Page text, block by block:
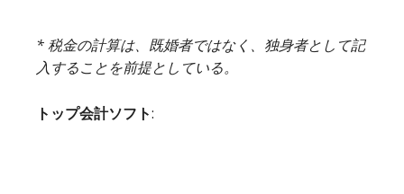
* 税金の計算は、既婚者ではなく、独身者として記
入することを前提としている。
トップ会計ソフト: